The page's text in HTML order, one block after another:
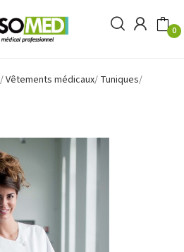
0
Vêtements médicaux Tuniques